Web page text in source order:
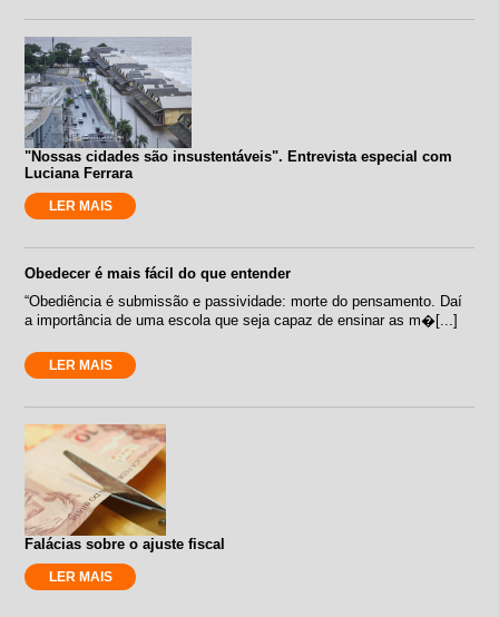
"Nossas cidades são insustentáveis". Entrevista especial com
Luciana Ferrara
LER MAIS
Obedecer é mais fácil do que entender
“Obediência é submissão e passividade: morte do pensamento. Daí
a importância de uma escola que seja capaz de ensinar as m�[...]
LER MAIS
Falácias sobre o ajuste fiscal
LER MAIS